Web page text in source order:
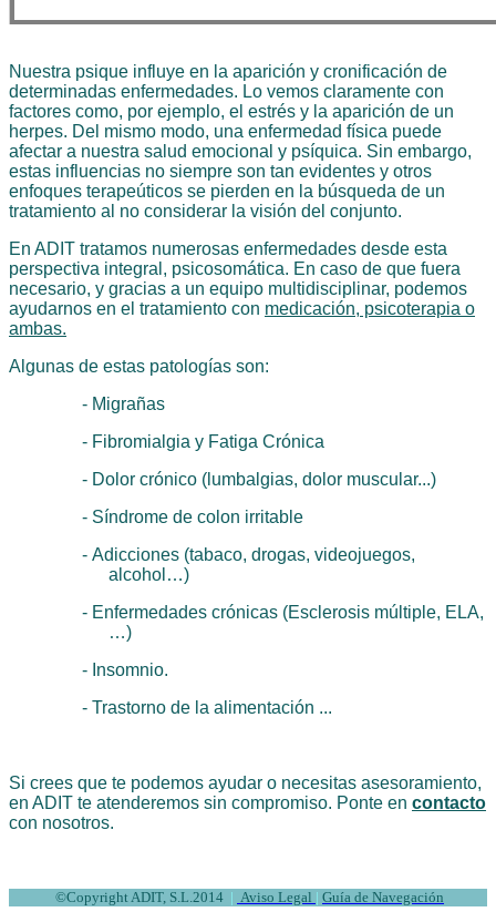
Nuestra psique influye en la aparición y cronificación de
determinadas enfermedades. Lo vemos claramente con
factores como, por ejemplo, el estrés y la aparición de un
herpes. Del mismo modo, una enfermedad física puede
afectar a nuestra salud emocional y psíquica. Sin embargo,
estas influencias no siempre son tan evidentes y otros
enfoques terapeúticos se pierden en la búsqueda de un
tratamiento al no considerar la visión del conjunto.
En ADIT tratamos numerosas enfermedades desde esta
perspectiva integral, psicosomática. En caso de que fuera
necesario, y gracias a un equipo multidisciplinar, podemos
ayudarnos en el tratamiento con medicación, psicoterapia o
ambas.
Algunas de estas patologías son:
- Migrañas
- Fibromialgia y Fatiga Crónica
- Dolor crónico (lumbalgias, dolor muscular...)
- Síndrome de colon irritable
- Adicciones (tabaco, drogas, videojuegos,
alcohol…)
- Enfermedades crónicas (Esclerosis múltiple, ELA,
…)
- Insomnio.
- Trastorno de la alimentación ...
Si crees que te podemos ayudar o necesitas asesoramiento,
en ADIT te atenderemos sin compromiso. Ponte en contacto
con nosotros.
©Copyright ADIT, S.L.2014 | Aviso Legal | Guía de Navegación